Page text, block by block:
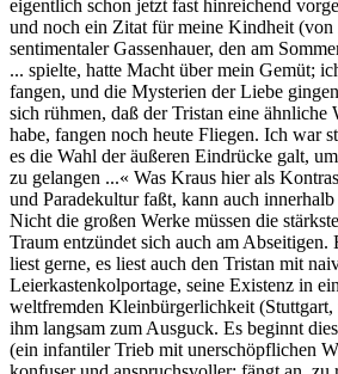
eigentlich schon jetzt fast hinreichend
und noch ein Zitat für meine Kindheit
sentimentaler Gassenhauer, den am
... spielte, hatte Macht über mein Gemüt;
fangen, und die Mysterien der Liebe
sich rühmen, daß der Tristan eine ähnliche
habe, fangen noch heute Fliegen. Ich war
es die Wahl der äußeren Eindrücke galt,
zu gelangen ...« Was Kraus hier als
und Paradekultur faßt, kann auch
Nicht die großen Werke müssen die
Traum entzündet sich auch am
liest gerne, es liest auch den Tristan mit
Leierkastenkolportage, seine Existenz in
weltfremden Kleinbürgerlichkeit
ihm langsam zum Ausguck. Es beginnt
(ein infantiler Trieb mit unerschöpflichen